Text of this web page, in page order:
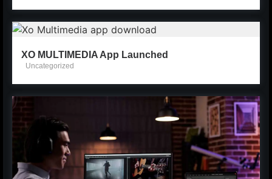
XO MULTIMEDIA App Launched
Uncategorized